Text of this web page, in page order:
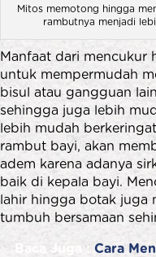
Mitos memotong hingga
rambutnya menjadi
Manfaat dari mencukur
untuk mempermudah
bisul atau gangguan
sehingga juga lebih
lebih mudah
rambut bayi, akan
adem karena adanya
baik di kepala bayi.
lahir hingga botak juga
tumbuh bersamaan
Baca Juga :
Cara